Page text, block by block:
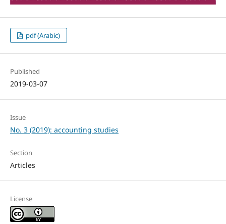
pdf (Arabic)
Published
2019-03-07
Issue
No. 3 (2019): accounting studies
Section
Articles
License